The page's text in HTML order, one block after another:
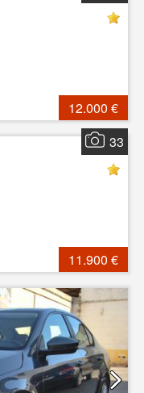
12.000 €
33
11.900 €